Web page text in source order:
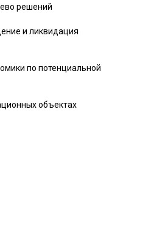
решений
и ликвидация
по потенциальной
объектах